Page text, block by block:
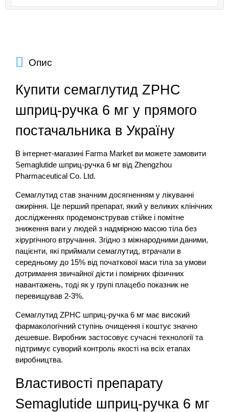
Опис
Купити семаглутид ZPHC
шприц-ручка 6 мг у прямого
постачальника в Україну
В інтернет-магазині Farma Market ви можете замовити
Semaglutide шприц-ручка 6 мг від Zhengzhou
Pharmaceutical Co. Ltd.
Семаглутид став значним досягненням у лікуванні
ожиріння. Це перший препарат, який у великих клінічних
дослідженнях продемонстрував стійке і помітне
зниження ваги у людей з надмірною масою тіла без
хірургічного втручання. Згідно з міжнародними даними,
пацієнти, які приймали семаглутид, втрачали в
середньому до 15% від початкової маси тіла за умови
дотримання звичайної дієти і помірних фізичних
навантажень, тоді як у групі плацебо показник не
перевищував 2-3%.
Семаглутид ZPHC шприц-ручка 6 мг має високий
фармакологічний ступінь очищення і коштує значно
дешевше. Виробник застосовує сучасні технології та
підтримує суворий контроль якості на всіх етапах
виробництва.
Властивості препарату
Semaglutide шприц-ручка 6 мг